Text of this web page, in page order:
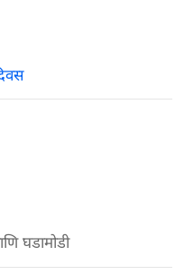
घडामोडी